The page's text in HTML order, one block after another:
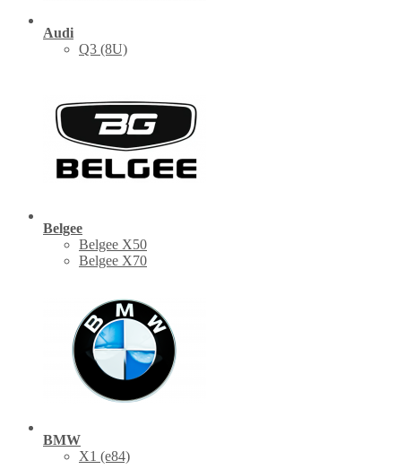
Audi
Q3 (8U)
Belgee
Belgee X50
Belgee X70
BMW
X1 (е84)